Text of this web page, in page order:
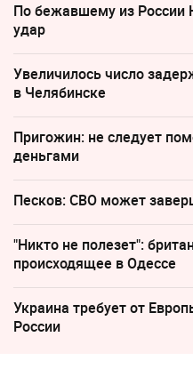
По бежавшему из России
удар
Увеличилось число
в Челябинске
Пригожин: не следует
деньгами
Песков: СВО может
"Никто не полезет":
происходящее в Одессе
Украина требует от
России